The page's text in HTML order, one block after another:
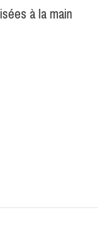
à la main